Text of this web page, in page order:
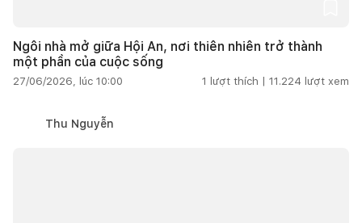
Ngôi nhà mở giữa Hội An, nơi thiên nhiên trở thành
một phần của cuộc sống
27/06/2026, lúc 10:00 1 lượt thích | 11.224 lượt xem
Thu Nguyễn